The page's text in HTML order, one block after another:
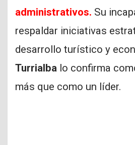
administrativos. Su
respaldar iniciativas
desarrollo turístico y
Turrialba lo confirma
más que como un líder.